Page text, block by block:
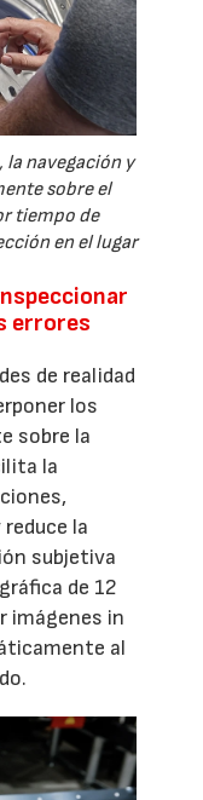
la navegación y
sobre el
tiempo de
en el lugar
errores
de realidad
los
sobre la
la
la
subjetiva
de 12
imágenes in
al